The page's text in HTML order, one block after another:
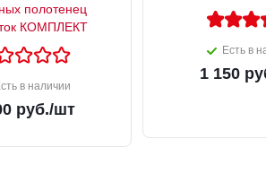
полотенец
КОМПЛЕКТ
в наличии
руб./шт
Есть в
1 150